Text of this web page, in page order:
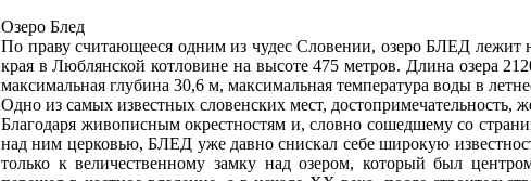
Озеро Блед
По праву считающееся одним из чудес Словении, озеро БЛЕД лежит
края в Люблянской котловине на высоте 475 метров. Длина озера
максимальная глубина 30,6 м, максимальная температура воды в
Одно из самых известных словенских мест, достопримечательность,
Благодаря живописным окрестностям и, словно сошедшему со
над ним церковью, БЛЕД уже давно снискал себе широкую
только к величественному замку над озером, который был